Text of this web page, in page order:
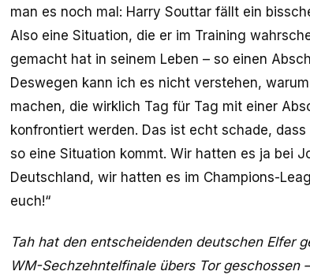
man es noch mal: Harry Souttar fällt ein
Also eine Situation, die er im Training
gemacht hat in seinem Leben – so einen
Deswegen kann ich es nicht verstehen,
machen, die wirklich Tag für Tag mit einer
konfrontiert werden. Das ist echt schade,
so eine Situation kommt. Wir hatten es ja bei
Deutschland, wir hatten es im Champions-
euch!“
Tah hat den entscheidenden deutschen Elfer
WM-Sechzehntelfinale übers Tor geschossen